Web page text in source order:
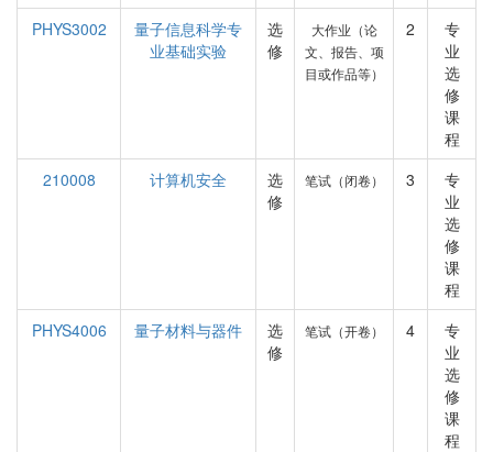
PHYS3002
量子信息科学专
业基础实验
选
修
大作业（论
文、报告、项
目或作品等）
2
专
业
选
修
课
程
210008
计算机安全
选
修
笔试（闭卷） 3
专
业
选
修
课
程
PHYS4006
量子材料与器件
选
修
笔试（开卷） 4
专
业
选
修
课
程